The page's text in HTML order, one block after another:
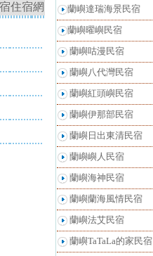
住宿網
蘭嶼達瑞海景民宿
蘭嶼曜嶼民宿
蘭嶼咕漫民宿
蘭嶼八代灣民宿
蘭嶼紅頭嶼民宿
蘭嶼伊那部民宿
蘭嶼日出東清民宿
蘭嶼嶼人民宿
蘭嶼海神民宿
蘭嶼蘭海風情民宿
蘭嶼法艾民宿
蘭嶼TaTaLa的家民宿